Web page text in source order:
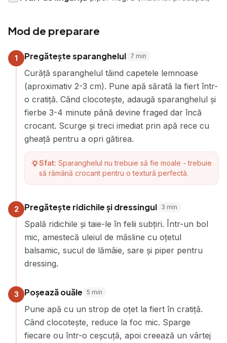
Mod de preparare
1 Pregătește sparanghelul 7 min
Curăță sparanghelul tăind capetele lemnoase
(aproximativ 2-3 cm). Pune apă sărată la fiert într-
o cratiță. Când clocotește, adaugă sparanghelul și
fierbe 3-4 minute până devine fraged dar încă
crocant. Scurge și treci imediat prin apă rece cu
gheață pentru a opri gătirea.
Sfat: Sparanghelul nu trebuie să fie moale - trebuie
să rămână crocant pentru o textură perfectă.
2 Pregătește ridichile și dressingul 3 min
Spală ridichile și taie-le în felii subțiri. Într-un bol
mic, amestecă uleiul de măsline cu oțetul
balsamic, sucul de lămâie, sare și piper pentru
dressing.
3 Poșează ouăle 5 min
Pune apă cu un strop de oțet la fiert în cratiță.
Când clocotește, reduce la foc mic. Sparge
fiecare ou într-o ceșcuță, apoi creează un vârtej